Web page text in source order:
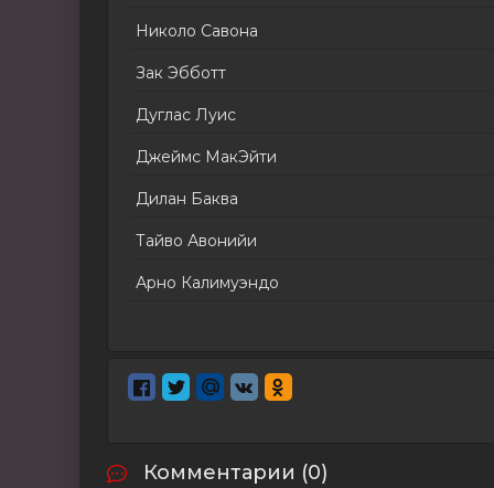
Николо Савона
Зак Эбботт
Дуглас Луис
Джеймс МакЭйти
Дилан Баква
Тайво Авонийи
Арно Калимуэндо
Комментарии (0)